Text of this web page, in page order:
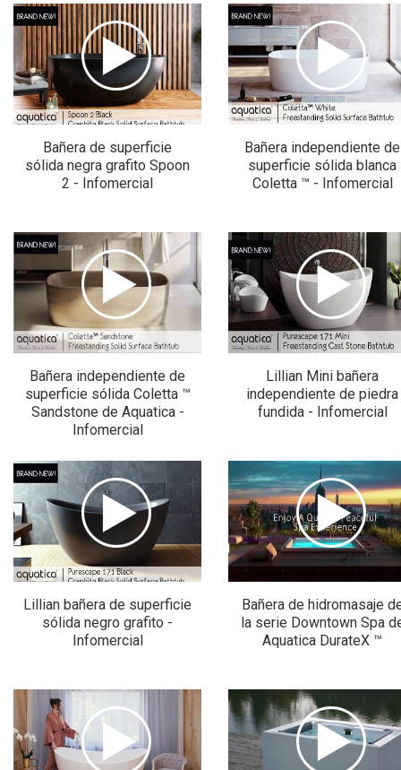
Bañera de superficie
sólida negra grafito Spoon
2 - Infomercial
Bañera independiente de
superficie sólida blanca
Coletta ™ - Infomercial
Bañera independiente de
superficie sólida Coletta ™
Sandstone de Aquatica -
Infomercial
Lillian Mini bañera
independiente de piedra
fundida - Infomercial
Lillian bañera de superficie
sólida negro grafito -
Infomercial
Bañera de hidromasaje
la serie Downtown Spa
Aquatica DurateX ™